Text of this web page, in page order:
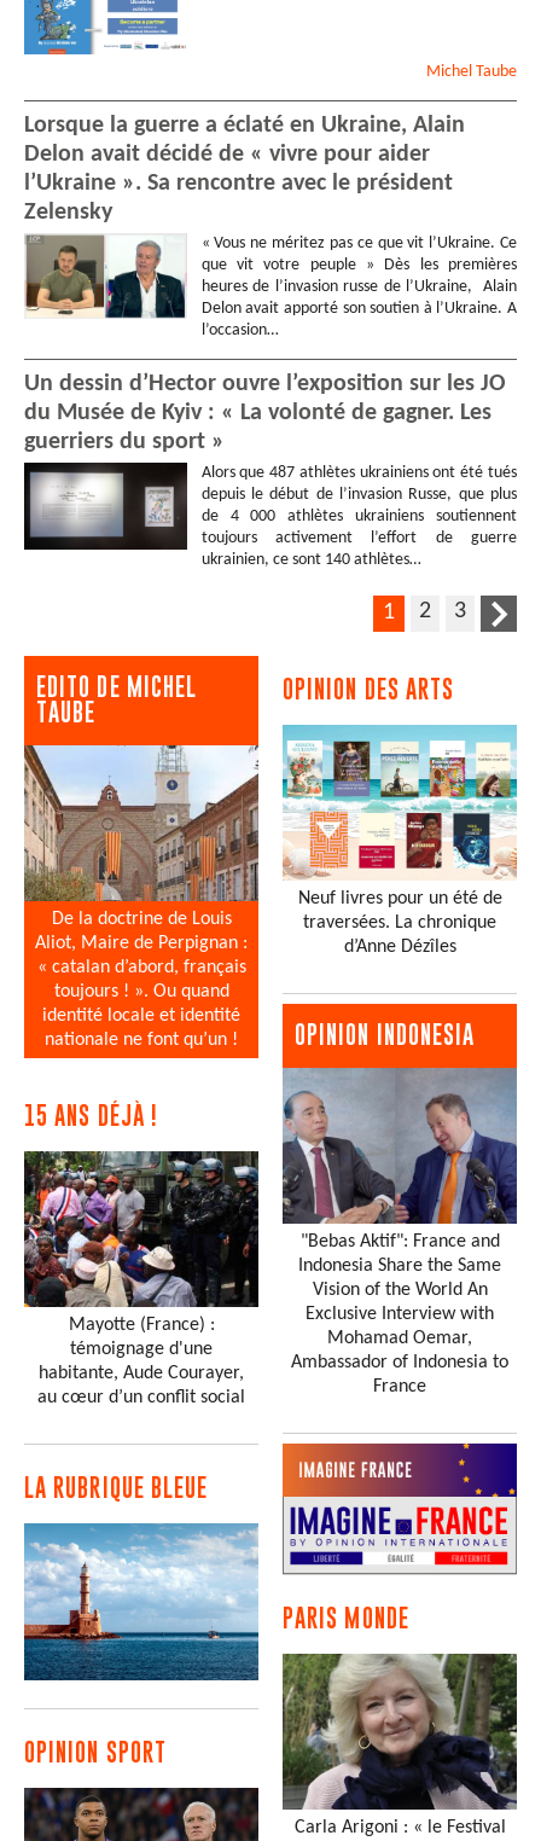
Michel Taube
Lorsque la guerre a éclaté en Ukraine, Alain
Delon avait décidé de « vivre pour aider
l’Ukraine ». Sa rencontre avec le président
Zelensky
« Vous ne méritez pas ce que vit l’Ukraine. Ce
que vit votre peuple » Dès les premières
heures de l’invasion russe de l’Ukraine, Alain
Delon avait apporté son soutien à l’Ukraine. A
l’occasion…
Un dessin d’Hector ouvre l’exposition sur les JO
du Musée de Kyiv : « La volonté de gagner. Les
guerriers du sport »
Alors que 487 athlètes ukrainiens ont été tués
depuis le début de l’invasion Russe, que plus
de 4 000 athlètes ukrainiens soutiennent
toujours activement l’effort de guerre
ukrainien, ce sont 140 athlètes…
1 2 3
EDITO DE MICHEL
TAUBE
De la doctrine de Louis
Aliot, Maire de Perpignan :
« catalan d’abord, français
toujours ! ». Ou quand
identité locale et identité
nationale ne font qu’un !
15 ANS DÉJÀ !
Mayotte (France) :
témoignage d'une
habitante, Aude Courayer,
au cœur d’un conflit social
LA RUBRIQUE BLEUE
OPINION SPORT
OPINION DES ARTS
Neuf livres pour un été de
traversées. La chronique
d’Anne Dézîles
OPINION INDONESIA
"Bebas Aktif": France and
Indonesia Share the Same
Vision of the World An
Exclusive Interview with
Mohamad Oemar,
Ambassador of Indonesia to
France
PARIS MONDE
Carla Arigoni : « le Festival